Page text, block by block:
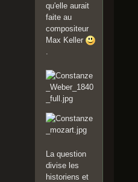
qu'elle aurait
faite au
compositeur
Max Keller
La question
divise les
historiens et